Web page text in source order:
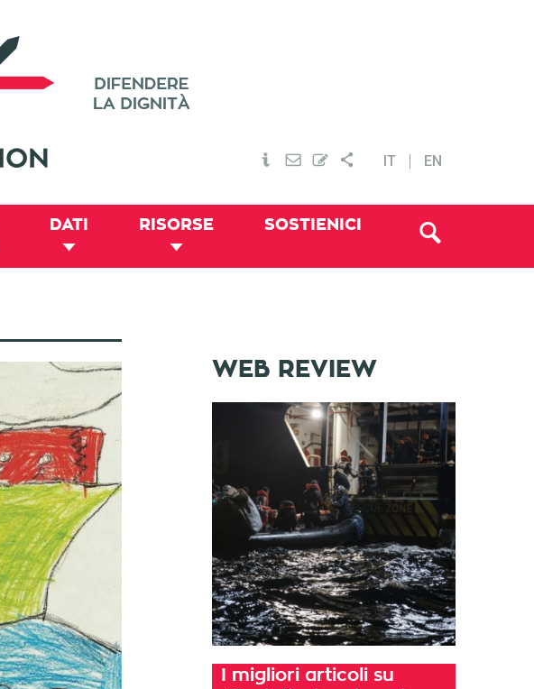
IT EN
DATI RISORSE SOSTIENICI
WEB REVIEW
I migliori articoli su